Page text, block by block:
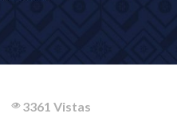
3361 Vistas